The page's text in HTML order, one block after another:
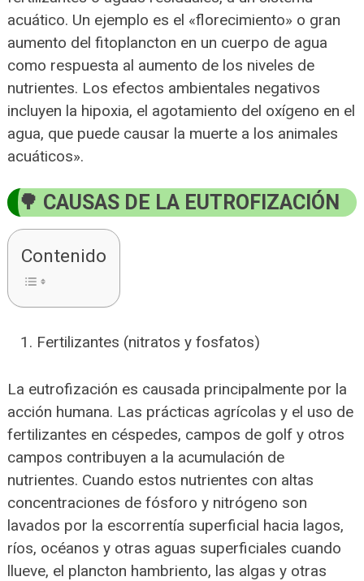
acuático. Un ejemplo es el «florecimiento» o gran
aumento del fitoplancton en un cuerpo de agua
como respuesta al aumento de los niveles de
nutrientes. Los efectos ambientales negativos
incluyen la hipoxia, el agotamiento del oxígeno en el
agua, que puede causar la muerte a los animales
acuáticos».
CAUSAS DE LA EUTROFIZACIÓN
Contenido
Fertilizantes (nitratos y fosfatos)
La eutrofización es causada principalmente por la
acción humana. Las prácticas agrícolas y el uso de
fertilizantes en céspedes, campos de golf y otros
campos contribuyen a la acumulación de
nutrientes. Cuando estos nutrientes con altas
concentraciones de fósforo y nitrógeno son
lavados por la escorrentía superficial hacia lagos,
ríos, océanos y otras aguas superficiales cuando
llueve, el plancton hambriento, las algas y otras